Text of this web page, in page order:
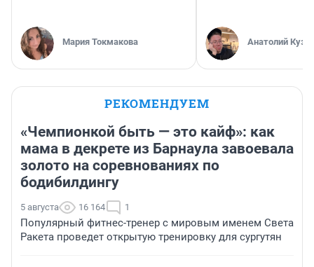
Мария Токмакова Анатолий
РЕКОМЕНДУЕМ
«Чемпионкой быть — это кайф»: как
мама в декрете из Барнаула завоевала
золото на соревнованиях по
бодибилдингу
5 августа 16 164 1
Популярный фитнес-тренер с мировым именем Света
Ракета проведет открытую тренировку для сургутян